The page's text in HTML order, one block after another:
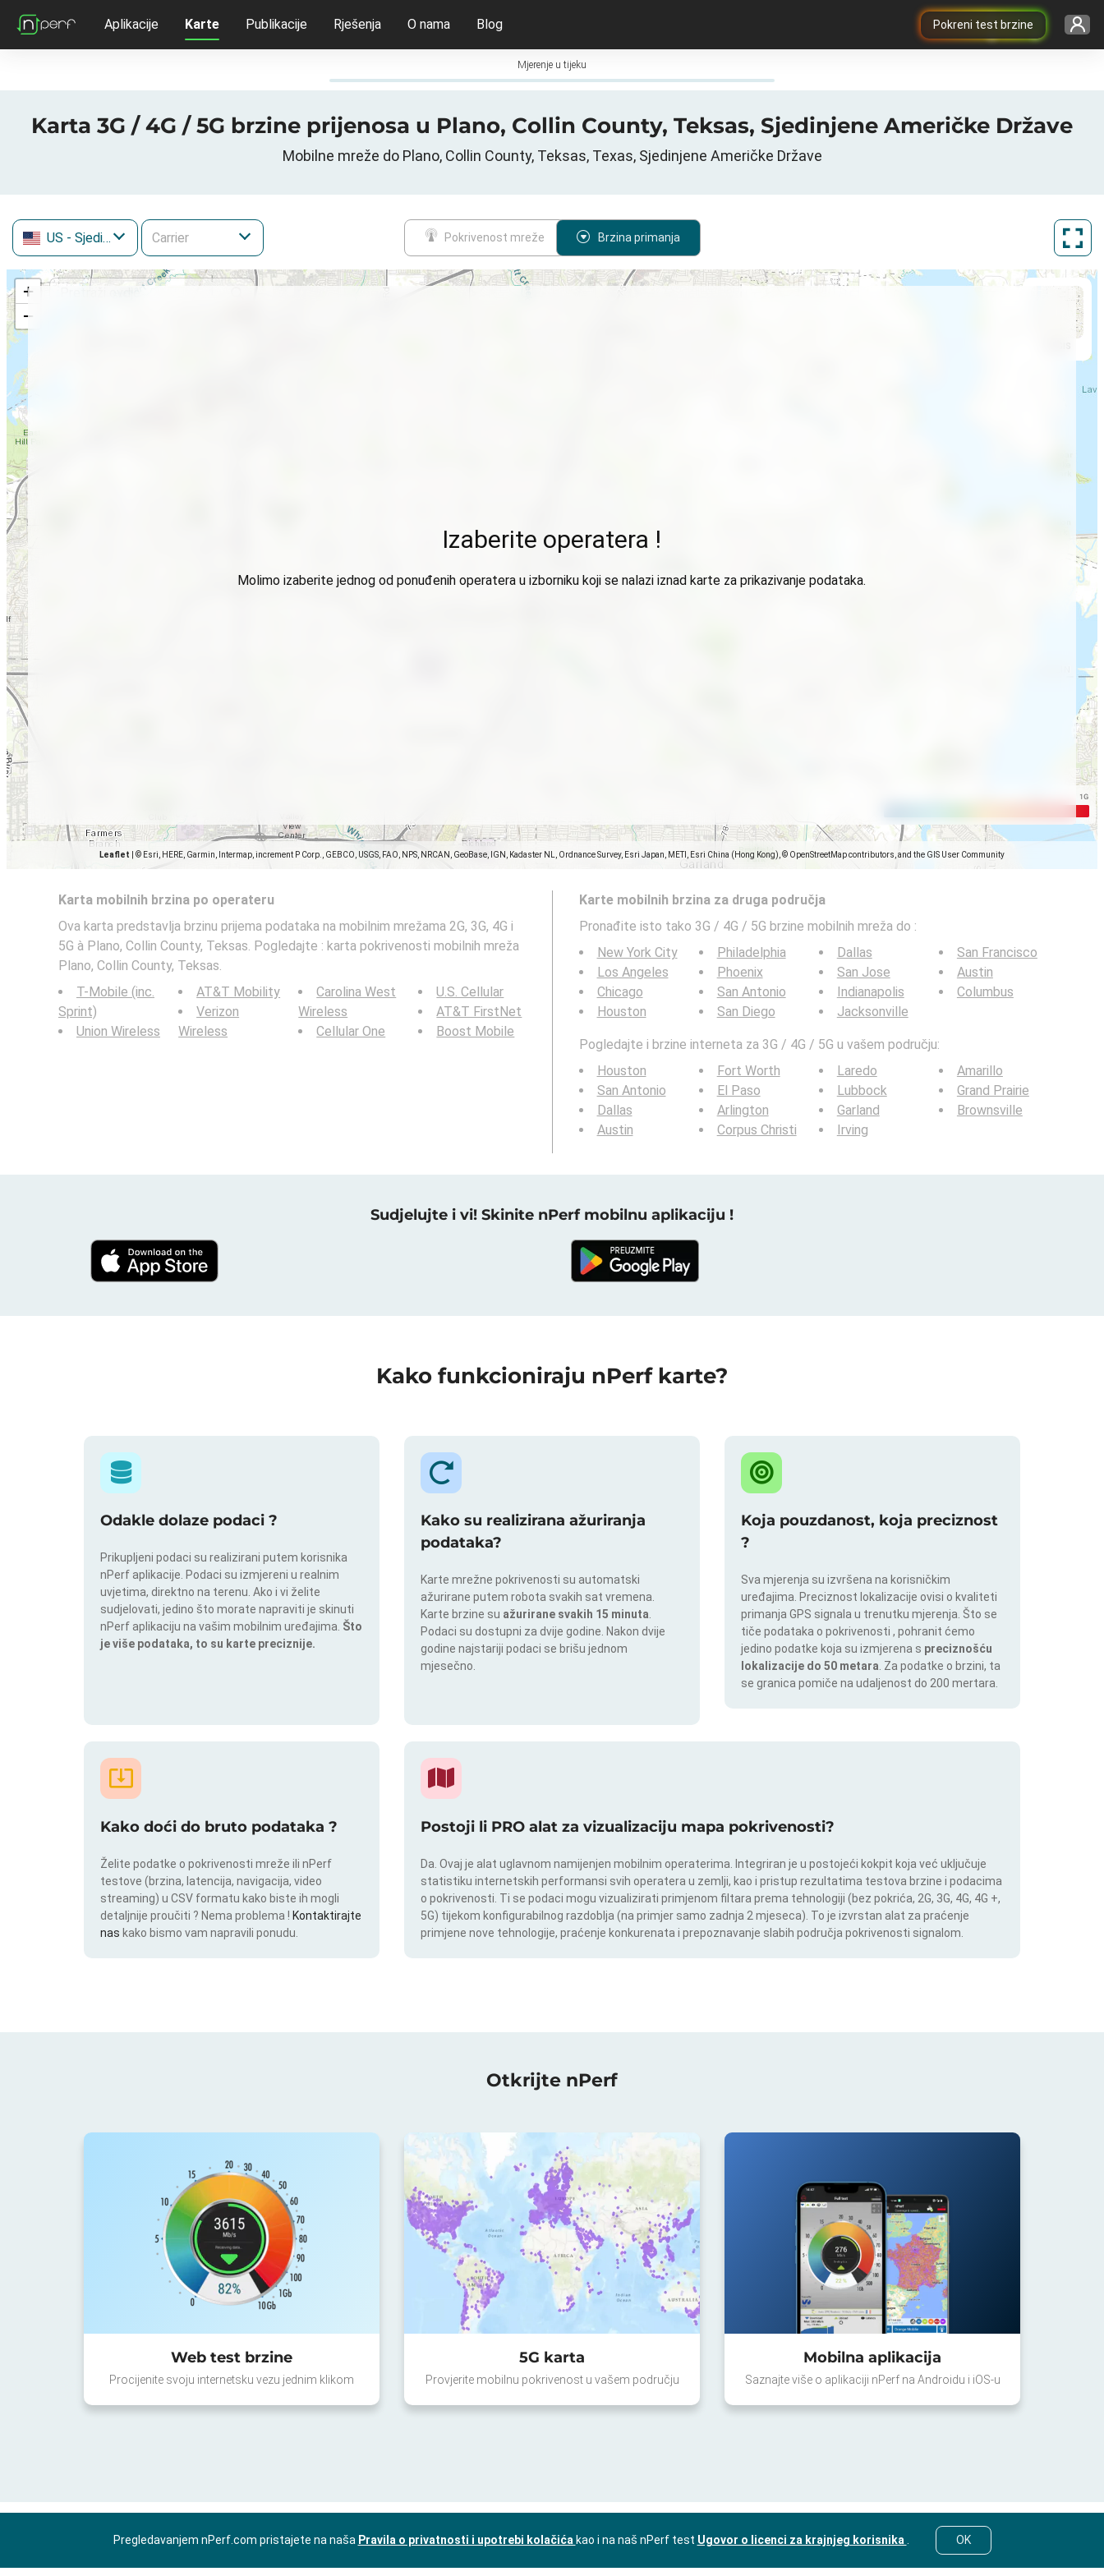
Pokreni test brzine
Aplikacije Karte Publikacije Rješenja O nama Blog
Mjerenje u tijeku
Karta 3G / 4G / 5G brzine prijenosa u Plano, Collin County, Teksas, Sjedinjene Američke Države
Mobilne mreže do Plano, Collin County, Teksas, Texas, Sjedinjene Američke Države
US - Sjedinjene Američke Države Pokrivenost mreže Brzina primanja
+
−
Leaflet © Esri, HERE, Garmin, Intermap, increment P Corp., GEBCO, USGS, FAO, NPS, NRCAN, GeoBase, IGN, Kadaster NL, Ordnance Survey, Esri Japan, METI, Esri China (Hong Kong), © OpenStreetMap contributors, and the GIS User Community
Izaberite operatera !
Molimo izaberite jednog od ponuđenih operatera u izborniku koji se nalazi iznad karte za prikazivanje podataka.
Karta mobilnih brzina po operateru
Ova karta predstavlja brzinu prijema podataka na mobilnim mrežama 2G, 3G, 4G i
5G à Plano, Collin County, Teksas. Pogledajte : karta pokrivenosti mobilnih mreža
Plano, Collin County, Teksas.
T-Mobile (inc.
Sprint)
Union Wireless
AT&T Mobility
Verizon
Wireless
Carolina West
Wireless
Cellular One
U.S. Cellular
AT&T FirstNet
Boost Mobile
Karte mobilnih brzina za druga područja
Pronađite isto tako 3G / 4G / 5G brzine mobilnih mreža do :
New York City
Los Angeles
Chicago
Houston
Philadelphia
Phoenix
San Antonio
San Diego
Dallas
San Jose
Indianapolis
Jacksonville
San Francisco
Austin
Columbus
Pogledajte i brzine interneta za 3G / 4G / 5G u vašem području:
Houston
San Antonio
Dallas
Austin
Fort Worth
El Paso
Arlington
Corpus Christi
Laredo
Lubbock
Garland
Irving
Amarillo
Grand Prairie
Brownsville
Sudjelujte i vi! Skinite nPerf mobilnu aplikaciju !
Kako funkcioniraju nPerf karte?
Odakle dolaze podaci ?
Prikupljeni podaci su realizirani putem korisnika
nPerf aplikacije. Podaci su izmjereni u realnim
uvjetima, direktno na terenu. Ako i vi želite
sudjelovati, jedino što morate napraviti je skinuti
nPerf aplikaciju na vašim mobilnim uređajima. Što
je više podataka, to su karte preciznije.
Kako su realizirana ažuriranja
podataka?
Karte mrežne pokrivenosti su automatski
ažurirane putem robota svakih sat vremena.
Karte brzine su ažurirane svakih 15 minuta
Podaci su dostupni za dvije godine. Nakon dvije
godine najstariji podaci se brišu jednom
mjesečno.
Koja pouzdanost, koja preciznost
?
Sva mjerenja su izvršena na korisničkim
uređajima. Preciznost lokalizacije ovisi o kvaliteti
primanja GPS signala u trenutku mjerenja. Što se
tiče podataka o pokrivenosti , pohranit ćemo
jedino podatke koja su izmjerena s preciznošću
lokalizacije do 50 metara . Za podatke o brzini, ta
se granica pomiče na udaljenost do 200 mertara.
Kako doći do bruto podataka ?
Želite podatke o pokrivenosti mreže ili nPerf
testove (brzina, latencija, navigacija, video
streaming) u CSV formatu kako biste ih mogli
detaljnije proučiti ? Nema problema ! Kontaktirajte
nas kako bismo vam napravili ponudu.
Postoji li PRO alat za vizualizaciju mapa pokrivenosti?
Da. Ovaj je alat uglavnom namijenjen mobilnim operaterima. Integriran je u postojeći kokpit koja već uključuje
statistiku internetskih performansi svih operatera u zemlji, kao i pristup rezultatima testova brzine i podacima
o pokrivenosti. Ti se podaci mogu vizualizirati primjenom filtara prema tehnologiji (bez pokrića, 2G, 3G, 4G, 4G +,
5G) tijekom konfigurabilnog razdoblja (na primjer samo zadnja 2 mjeseca). To je izvrstan alat za praćenje
primjene nove tehnologije, praćenje konkurenata i prepoznavanje slabih područja pokrivenosti signalom.
Otkrijte nPerf
Web test brzine
Procijenite svoju internetsku vezu jednim klikom
5G karta
Provjerite mobilnu pokrivenost u vašem području
Mobilna aplikacija
Saznajte više o aplikaciji nPerf na Androidu i iOS-u
Pregledavanjem nPerf.com pristajete na naša Pravila o privatnosti i upotrebi kolačića kao i na naš nPerf test Ugovor o licenci za krajnjeg korisnika OK